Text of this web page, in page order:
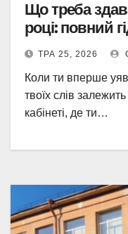
Що треба
році: повний
ТРА 25, 2026
Коли ти вперше
твоїх слів
кабінеті, де ти…